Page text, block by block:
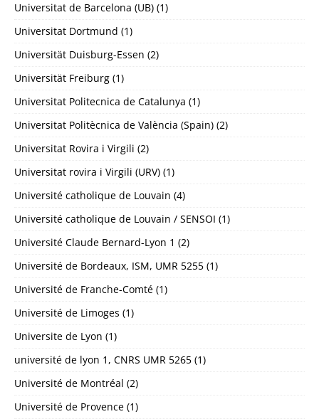
Universitat de Barcelona (UB) (1)
Universitat Dortmund (1)
Universität Duisburg-Essen (2)
Universität Freiburg (1)
Universitat Politecnica de Catalunya (1)
Universitat Politècnica de València (Spain) (2)
Universitat Rovira i Virgili (2)
Universitat rovira i Virgili (URV) (1)
Université catholique de Louvain (4)
Université catholique de Louvain / SENSOI (1)
Université Claude Bernard-Lyon 1 (2)
Université de Bordeaux, ISM, UMR 5255 (1)
Université de Franche-Comté (1)
Université de Limoges (1)
Universite de Lyon (1)
université de lyon 1, CNRS UMR 5265 (1)
Université de Montréal (2)
Université de Provence (1)